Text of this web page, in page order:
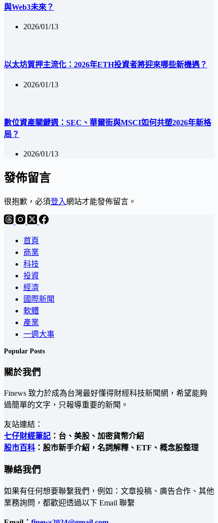
與Web3未來？
2026/01/13
以太坊質押主流化：2026年ETH投資者將迎來哪些新機遇？
2026/01/13
數位資產關鍵週：SEC、華爾街與MSCI如何共塑2026年新格
局？
2026/01/13
發佈留言
很抱歉，必須登入網站才能發佈留言。
首頁
商業
科技
投資
經濟
國際新聞
軟體
產業
一週大事
Popular Posts
關於我們
Finews 致力於成為台灣最好懂得財經科技新聞網，希望能夠
過簡單的文字，只報導重要的新聞。
友站連結：
七仔財經筆記 ：台、美股、加密貨幣介紹
股市百科 ：股市新手介紹，名詞解釋、ETF、概念股整理
聯絡我們
如果有任何想要聯繫我們，例如：文章投稿、廣告合作、其他
業務詢問，都歡迎透過以下 Email 聯繫